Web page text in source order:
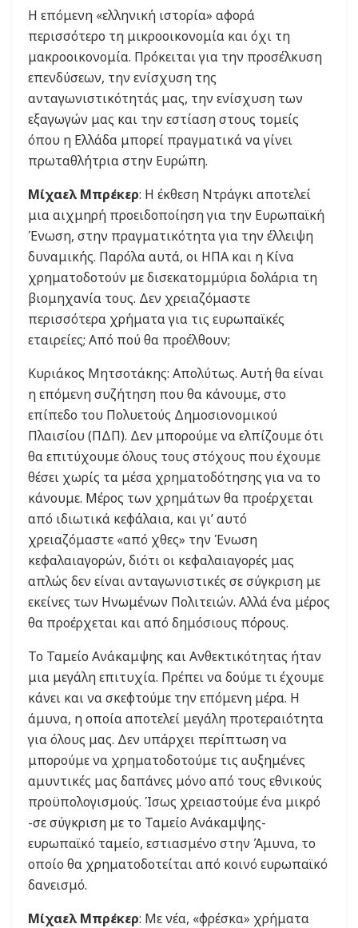
Η επόμενη «ελληνική ιστορία» αφορά
περισσότερο τη μικροοικονομία και όχι τη
μακροοικονομία. Πρόκειται για την προσέλκυση
επενδύσεων, την ενίσχυση της
ανταγωνιστικότητάς μας, την ενίσχυση των
εξαγωγών μας και την εστίαση στους τομείς
όπου η Ελλάδα μπορεί πραγματικά να γίνει
πρωταθλήτρια στην Ευρώπη.
Μίχαελ Μπρέκερ: Η έκθεση Ντράγκι αποτελεί
μια αιχμηρή προειδοποίηση για την Ευρωπαϊκή
Ένωση, στην πραγματικότητα για την έλλειψη
δυναμικής. Παρόλα αυτά, οι ΗΠΑ και η Κίνα
χρηματοδοτούν με δισεκατομμύρια δολάρια τη
βιομηχανία τους. Δεν χρειαζόμαστε
περισσότερα χρήματα για τις ευρωπαϊκές
εταιρείες; Από πού θα προέλθουν;
Κυριάκος Μητσοτάκης: Απολύτως. Αυτή θα είναι
η επόμενη συζήτηση που θα κάνουμε, στο
επίπεδο του Πολυετούς Δημοσιονομικού
Πλαισίου (ΠΔΠ). Δεν μπορούμε να ελπίζουμε ότι
θα επιτύχουμε όλους τους στόχους που έχουμε
θέσει χωρίς τα μέσα χρηματοδότησης για να το
κάνουμε. Μέρος των χρημάτων θα προέρχεται
από ιδιωτικά κεφάλαια, και γι’ αυτό
χρειαζόμαστε «από χθες» την Ένωση
κεφαλαιαγορών, διότι οι κεφαλαιαγορές μας
απλώς δεν είναι ανταγωνιστικές σε σύγκριση με
εκείνες των Ηνωμένων Πολιτειών. Αλλά ένα μέρος
θα προέρχεται και από δημόσιους πόρους.
Το Ταμείο Ανάκαμψης και Ανθεκτικότητας ήταν
μια μεγάλη επιτυχία. Πρέπει να δούμε τι έχουμε
κάνει και να σκεφτούμε την επόμενη μέρα. Η
άμυνα, η οποία αποτελεί μεγάλη προτεραιότητα
για όλους μας. Δεν υπάρχει περίπτωση να
μπορούμε να χρηματοδοτούμε τις αυξημένες
αμυντικές μας δαπάνες μόνο από τους εθνικούς
προϋπολογισμούς. Ίσως χρειαστούμε ένα μικρό
-σε σύγκριση με το Ταμείο Ανάκαμψης-
ευρωπαϊκό ταμείο, εστιασμένο στην Άμυνα, το
οποίο θα χρηματοδοτείται από κοινό ευρωπαϊκό
δανεισμό.
Μίχαελ Μπρέκερ: Με νέα, «φρέσκα» χρήματα